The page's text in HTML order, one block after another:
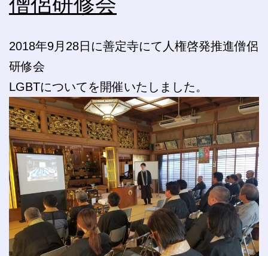
2018年9月28日に善定寺にて人権啓発推進僧侶
研修会
LGBTについてを開催いたしました。